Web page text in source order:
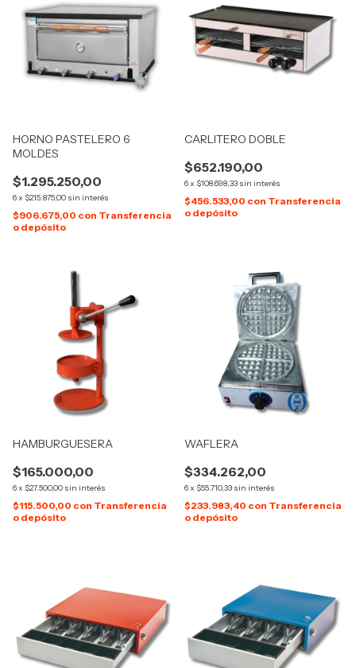
HORNO PASTELERO 6
MOLDES
$1.295.250,00
6x $215.875,00 sin interés
$906.675,00 con Transferencia
o depósito
CARLITERO DOBLE
$652.190,00
6x $108.698,33 sin interés
$456.533,00 con Transferencia
o depósito
HAMBURGUESERA
$165.000,00
6x $27.500,00 sin interés
$115.500,00 con Transferencia
o depósito
WAFLERA
$334.262,00
6x $55.710,33 sin interés
$233.983,40 con Transferencia
o depósito